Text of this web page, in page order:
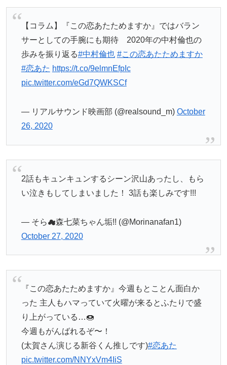
【コラム】『この恋あたためますか』ではバラン
サーとしての手腕にも期待 2020年の中村倫也の
歩みを振り返る#中村倫也 #この恋あたためますか
#恋あた https://t.co/9elmnEfpIc
pic.twitter.com/eGd7QWKSCf
— リアルサウンド映画部 (@realsound_m) October
26, 2020
2話もキュンキュンするシーン沢山あったし、もら
い泣きもしてしまいました！ 3話も楽しみです!!!
— そら☁森七菜ちゃん垢!! (@Morinanafan1)
October 27, 2020
『この恋あたためますか』今週もとことん面白か
った 主人もハマっていて火曜が来るとふたりで盛
り上がっている…🍩
今週もがんばれるぞ〜！
(太賀さん演じる新谷くん推しです)#恋あた
pic.twitter.com/NNYxVm4IiS